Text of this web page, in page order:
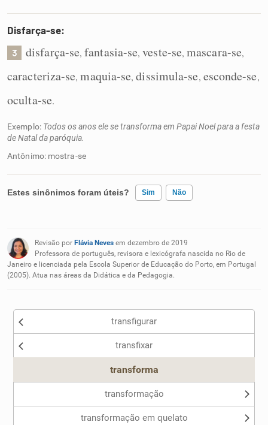
Disfarça-se:
3 disfarça-se,fantasia-se,veste-se,mascara-se,
caracteriza-se,maquia-se,dissimula-se, esconde-se,
oculta-se.
Exemplo: Todos os anos ele se transforma em Papai Noel para a festa
de Natal da paróquia.
Antônimo: mostra-se
Estes sinônimos foram úteis? Sim Não
Nenhum dos sinônimos apresentados me ajudou
Outro
Revisão por Flávia Neves em dezembro de 2019
Professora de português, revisora e lexicógrafa nascida no Rio de
Janeiro e licenciada pela Escola Superior de Educação do Porto, em Portugal
(2005). Atua nas áreas da Didática e da Pedagogia.
transfigurar
transfixar
transforma
transformação
transformação em quelato